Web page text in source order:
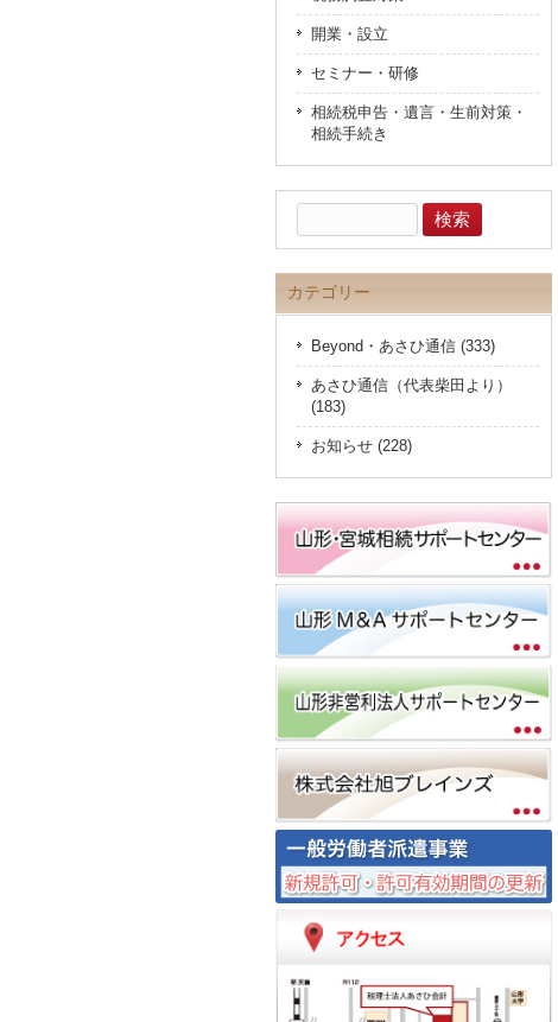
開業・設立
セミナー・研修
相続税申告・遺言・生前対策・
相続手続き
索:
カテゴリー
Beyond・あさひ通信 (333)
あさひ通信（代表柴田より）
(183)
お知らせ (228)